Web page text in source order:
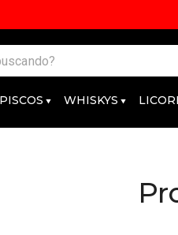
PISCOS WHISKYS